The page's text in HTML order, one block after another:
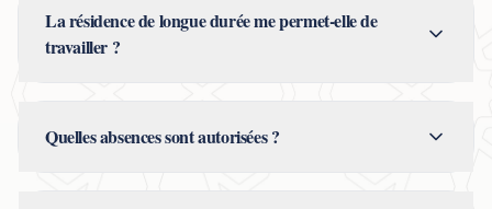
La résidence de longue durée me permet-elle de
travailler ?
Quelles absences sont autorisées ?